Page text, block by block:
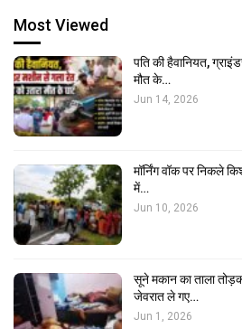
Most Viewed
पति की हैवानियत,
मौत के…
Jun 14, 2026
मॉर्निंग वॉक पर निकले
में…
Jun 10, 2026
सूने मकान का ताला
जेवरात ले गए…
Jun 1, 2026